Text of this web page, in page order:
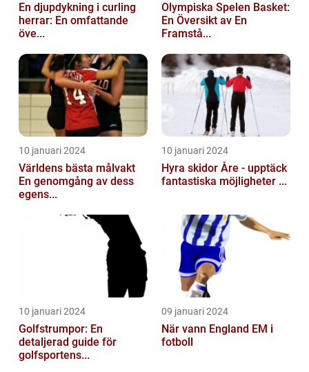
En djupdykning i curling
herrar: En omfattande
öve...
Olympiska Spelen Basket:
En Översikt av En
Framstå...
10 januari 2024
Världens bästa målvakt
En genomgång av dess
egens...
10 januari 2024
Hyra skidor Åre - upptäck
fantastiska möjligheter ...
10 januari 2024
Golfstrumpor: En
detaljerad guide för
golfsportens...
09 januari 2024
När vann England EM i
fotboll